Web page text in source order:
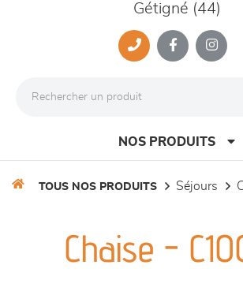
Gétigné (44)
NOS PRODUITS
séjours
TOUS NOS PRODUITS séjours
Chaise -